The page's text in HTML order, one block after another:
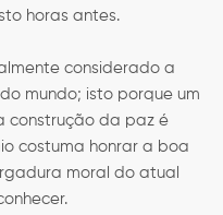
horas antes.
considerado a
mundo; isto porque um
construção da paz é
costuma honrar a boa
moral do atual